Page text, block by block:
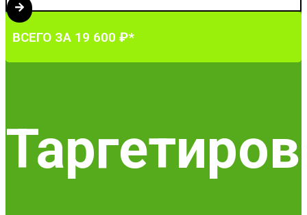
ВСЕГО ЗА 19 600 ₽*